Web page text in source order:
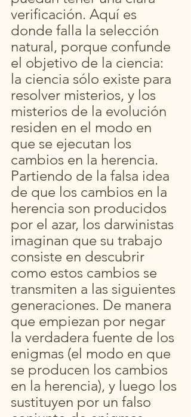
verificación. Aquí es
donde falla la selección
natural, porque confunde
el objetivo de la ciencia:
la ciencia sólo existe para
resolver misterios, y los
misterios de la evolución
residen en el modo en
que se ejecutan los
cambios en la herencia.
Partiendo de la falsa idea
de que los cambios en la
herencia son producidos
por el azar, los darwinistas
imaginan que su trabajo
consiste en descubrir
como estos cambios se
transmiten a las siguientes
generaciones. De manera
que empiezan por negar
la verdadera fuente de los
enigmas (el modo en que
se producen los cambios
en la herencia), y luego los
sustituyen por un falso